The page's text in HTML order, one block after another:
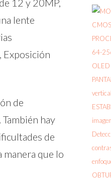
12 y 20MP,
lente
Exposición
de
hay
de
manera que lo